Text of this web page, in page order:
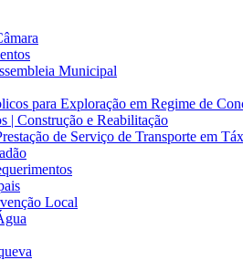
Municipal
para Exploração em Regime de
| Construção e Reabilitação
de Serviço de Transporte em
Local